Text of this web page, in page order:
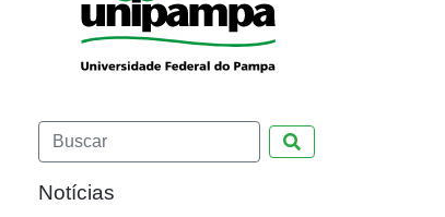
Notícias